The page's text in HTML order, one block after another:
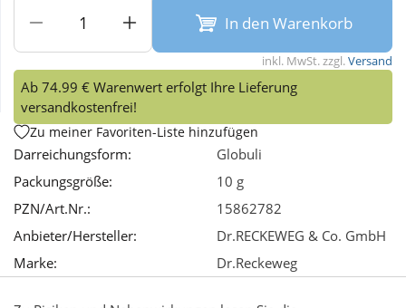
Wellness
In den Warenkorb
inkl. MwSt. zzgl.Versand
Ab 74.99 € Warenwert erfolgt Ihre Lieferung
versandkostenfrei!
Zu meiner Favoriten-Liste hinzufügen
Darreichungsform:
Globuli
Packungsgröße:
10 g
PZN/Art.Nr.:
15862782
Anbieter/Hersteller:
Dr.RECKEWEG & Co. GmbH
Marke:
Dr.Reckeweg